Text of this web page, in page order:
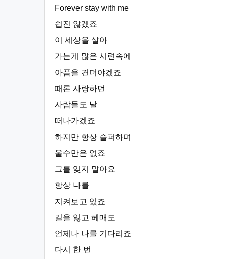
Forever stay with me
쉽진 않겠죠
이 세상을 살아
가는게 많은 시련속에
아픔을 견뎌야겠죠
때론 사랑하던
사람들도 날
떠나가겠죠
하지만 항상 슬퍼하며
울수만은 없죠
그를 잊지 말아요
항상 나를
지켜보고 있죠
길을 잃고 헤매도
언제나 나를 기다리죠
다시 한 번